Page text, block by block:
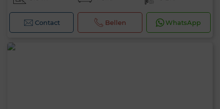
Contact Bellen WhatsApp